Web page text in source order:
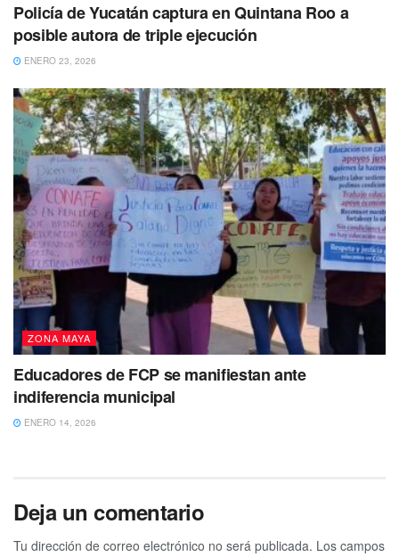
Policía de Yucatán captura en Quintana Roo a
posible autora de triple ejecución
ENERO 23, 2026
ZONA MAYA
Educadores de FCP se manifiestan ante
indiferencia municipal
ENERO 14, 2026
Deja un comentario
Tu dirección de correo electrónico no será publicada. Los campos